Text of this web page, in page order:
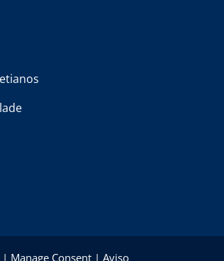
Manage Consent| Aviso